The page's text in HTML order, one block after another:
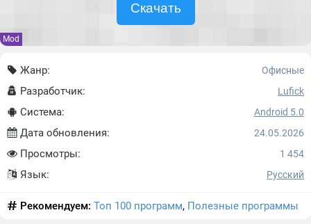
Скачать
Mod
Жанр: Офисные
Разработчик: Lufick
Система: Android 5.0
Дата обновления: 24.05.2026
Просмотры: 1 454
Язык: Русский
Рекомендуем: Топ 100 программ, Полезные программы